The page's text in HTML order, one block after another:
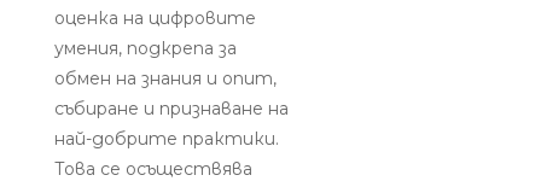
оценка на цифровите
умения, подкрепа за
обмен на знания и опит,
събиране и признаване на
най-добрите практики.
Това се осъществява